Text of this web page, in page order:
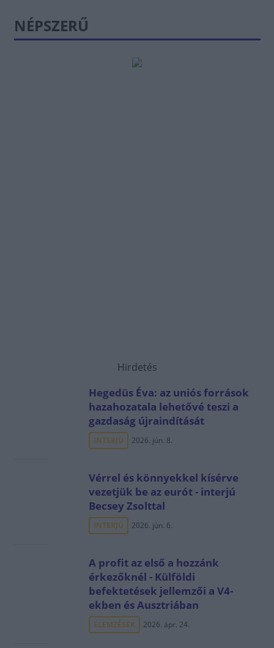
NÉPSZERŰ
Hirdetés
Hegedüs Éva: az uniós források
hazahozatala lehetővé teszi a
gazdaság újraindítását
INTERJÚ 2026. jún. 8.
Vérrel és könnyekkel kísérve
vezetjük be az eurót - interjú
Becsey Zsolttal
INTERJÚ 2026. jún. 6.
A profit az első a hozzánk
érkezőknél - Külföldi
befektetések jellemzői a V4-
ekben és Ausztriában
ELEMZÉSEK 2026. ápr. 24.